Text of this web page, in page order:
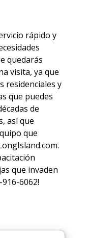
rápido y
quedarás
visita, ya que
residenciales y
que puedes
de
así que
que
que invaden
6062!